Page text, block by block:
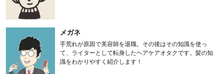
メガネ
手荒れが原因で美容師を退職。その後はその知識を使っ
て、ライターとして転身したヘアケアオタクです。髪の知
識をわかりやすく紹介します！